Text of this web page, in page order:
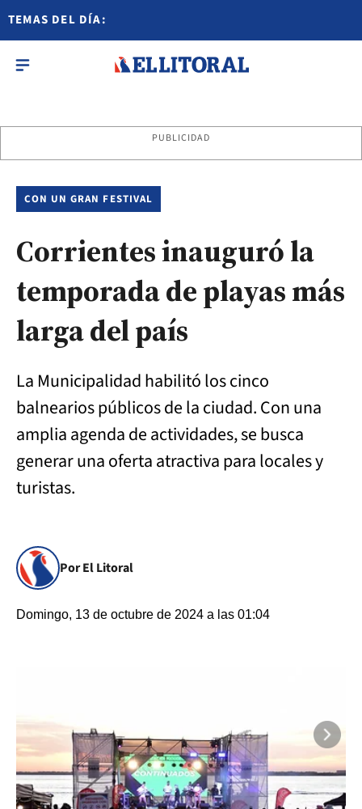
TEMAS DEL DÍA:
PUBLICIDAD
CON UN GRAN FESTIVAL
Corrientes inauguró la
temporada de playas más
larga del país
La Municipalidad habilitó los cinco
balnearios públicos de la ciudad. Con una
amplia agenda de actividades, se busca
generar una oferta atractiva para locales y
turistas.
Por El Litoral
Domingo, 13 de octubre de 2024 a las 01:04